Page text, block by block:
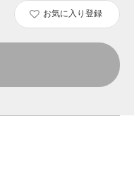
お気に入り登録